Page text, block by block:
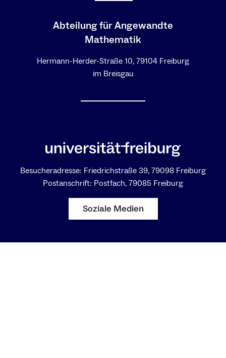
Abteilung für Angewandte
Mathematik
Hermann-Herder-Straße 10, 79104 Freiburg
im Breisgau
Besucheradresse: Friedrichstraße 39, 79098 Freiburg
Postanschrift: Postfach, 79085 Freiburg
Soziale Medien